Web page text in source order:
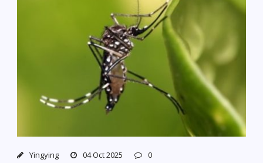
Yingying 04 Oct 2025 0